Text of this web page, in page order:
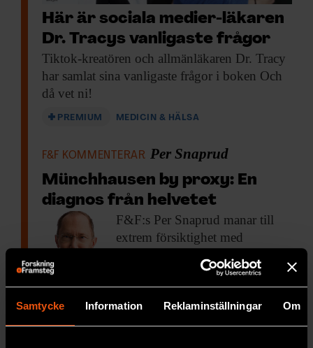
Samtycke Information Reklaminställningar Om
Här är sociala medier-läkaren
Dr. Tracys vanligaste frågor
Tiktok-kreatören och allmänläkaren Dr. Tracy
har samlat sina vanligaste frågor i boken Och
då vet ni!
PREMIUM MEDICIN & HÄLSA
F&F KOMMENTERAR Per Snaprud
Münchhausen by proxy: En
diagnos från helvetet
F&F:s Per Snaprud manar till
extrem försiktighet med
diagnosen Münchhausen by